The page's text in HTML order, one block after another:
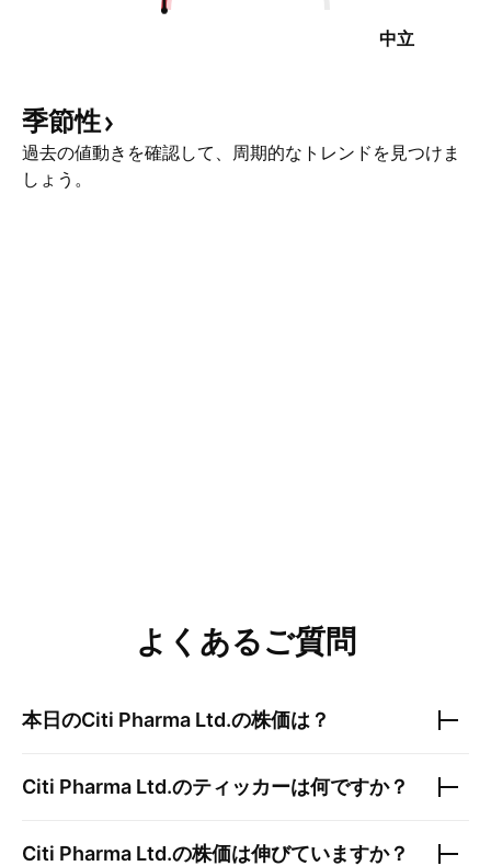
中立
季節性
過去の値動きを確認して、周期的なトレンドを見つけま
しょう。
よくあるご質問
本日のCiti Pharma Ltd.の株価は？
Citi Pharma Ltd.のティッカーは何ですか？
Citi Pharma Ltd.の株価は伸びていますか？